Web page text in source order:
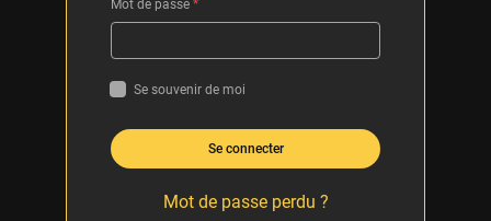
Mot de passe *
Se souvenir de moi
Se connecter
Mot de passe perdu ?